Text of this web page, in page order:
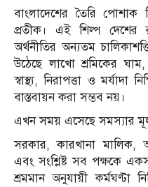
বাংলাদেশের তৈরি পোশাক
প্রতীক। এই শিল্প দেশের
অর্থনীতির অন্যতম
উঠেছে লাখো শ্রমিকের
স্বাস্থ্য, নিরাপত্তা ও মর্যাদা
বাস্তবায়ন করা সম্ভব নয়।
এখন সময় এসেছে সমস্যার
সরকার, কারখানা মালিক,
এবং সংশ্লিষ্ট সব পক্ষকে
শ্রমমান অনুযায়ী কর্মঘণ্টা